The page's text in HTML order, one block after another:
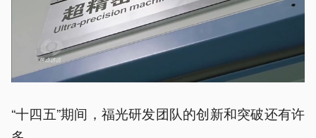
“十四五”期间，福光研发团队的创新和突破还有许